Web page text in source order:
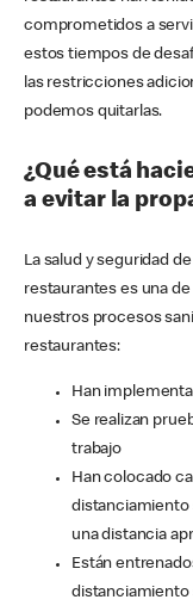
comprometidos a
estos tiempos de
las restricciones
podemos quitarlas.
¿Qué está
a evitar la
La salud y seguridad
restaurantes es una
nuestros procesos
restaurantes:
Han
Se realizan
trabajo
Han colocado
distanciamiento
una distancia
Están
distanciamiento